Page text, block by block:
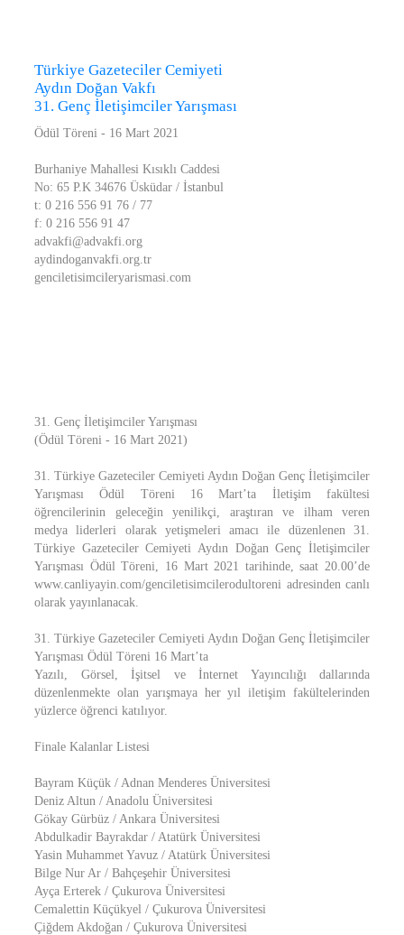
Türkiye Gazeteciler Cemiyeti
Aydın Doğan Vakfı
31. Genç İletişimciler Yarışması
Ödül Töreni - 16 Mart 2021
Burhaniye Mahallesi Kısıklı Caddesi
No: 65 P.K 34676 Üsküdar / İstanbul
t: 0 216 556 91 76 / 77
f: 0 216 556 91 47
advakfi@advakfi.org
aydindoganvakfi.org.tr
genciletisimcileryarismasi.com
31. Genç İletişimciler Yarışması
(Ödül Töreni - 16 Mart 2021)
31. Türkiye Gazeteciler Cemiyeti Aydın Doğan Genç İletişimciler
Yarışması Ödül Töreni 16 Mart’ta İletişim fakültesi
öğrencilerinin geleceğin yenilikçi, araştıran ve ilham veren
medya liderleri olarak yetişmeleri amacı ile düzenlenen 31.
Türkiye Gazeteciler Cemiyeti Aydın Doğan Genç İletişimciler
Yarışması Ödül Töreni, 16 Mart 2021 tarihinde, saat 20.00’de
www.canliyayin.com/genciletisimcilerodultoreni adresinden canlı
olarak yayınlanacak.
31. Türkiye Gazeteciler Cemiyeti Aydın Doğan Genç İletişimciler
Yarışması Ödül Töreni 16 Mart’ta
Yazılı, Görsel, İşitsel ve İnternet Yayıncılığı dallarında
düzenlenmekte olan yarışmaya her yıl iletişim fakültelerinden
yüzlerce öğrenci katılıyor.
Finale Kalanlar Listesi
Bayram Küçük / Adnan Menderes Üniversitesi
Deniz Altun / Anadolu Üniversitesi
Gökay Gürbüz / Ankara Üniversitesi
Abdulkadir Bayrakdar / Atatürk Üniversitesi
Yasin Muhammet Yavuz / Atatürk Üniversitesi
Bilge Nur Ar / Bahçeşehir Üniversitesi
Ayça Erterek / Çukurova Üniversitesi
Cemalettin Küçükyel / Çukurova Üniversitesi
Çiğdem Akdoğan / Çukurova Üniversitesi